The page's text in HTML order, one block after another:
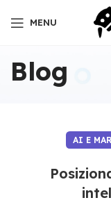
MENU
Blog
AI E